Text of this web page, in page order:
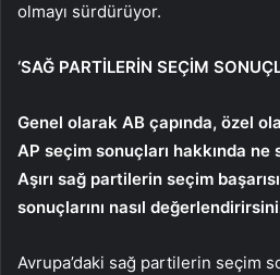
olmayı sürdürüyor.
‘SAĞ PARTİLERİN SEÇİM
Genel olarak AB çapında, özel
AP seçim sonuçları hakkında
Aşırı sağ partilerin seçim
sonuçlarını nasıl
Avrupa’daki sağ partilerin seçim